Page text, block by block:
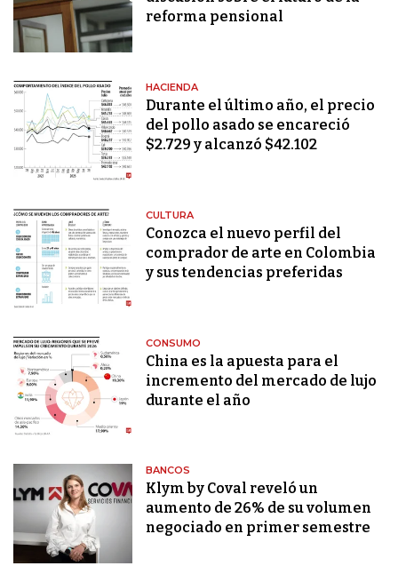
reforma pensional
HACIENDA
Durante el último año, el precio
del pollo asado se encareció
$2.729 y alcanzó $42.102
CULTURA
Conozca el nuevo perfil del
comprador de arte en Colombia
y sus tendencias preferidas
CONSUMO
China es la apuesta para el
incremento del mercado de lujo
durante el año
BANCOS
Klym by Coval reveló un
aumento de 26% de su volumen
negociado en primer semestre